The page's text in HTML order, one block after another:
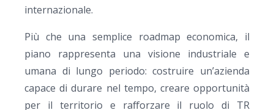
internazionale.
Più che una semplice roadmap economica, il
piano rappresenta una visione industriale e
umana di lungo periodo: costruire un’azienda
capace di durare nel tempo, creare opportunità
per il territorio e rafforzare il ruolo di TR